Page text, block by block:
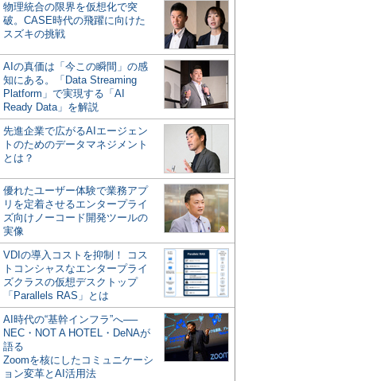
物理統合の限界を仮想化で突
破。CASE時代の飛躍に向けた
スズキの挑戦
AIの真価は「今この瞬間」の感
知にある。「Data Streaming
Platform」で実現する「AI
Ready Data」を解説
先進企業で広がるAIエージェン
トのためのデータマネジメント
とは？
優れたユーザー体験で業務アプ
リを定着させるエンタープライ
ズ向けノーコード開発ツールの
実像
VDIの導入コストを抑制！ コス
トコンシャスなエンタープライ
ズクラスの仮想デスクトップ
「Parallels RAS」とは
AI時代の“基幹インフラ”へ──
NEC・NOT A HOTEL・DeNAが
語る
Zoomを核にしたコミュニケーシ
ョン変革とAI活用法